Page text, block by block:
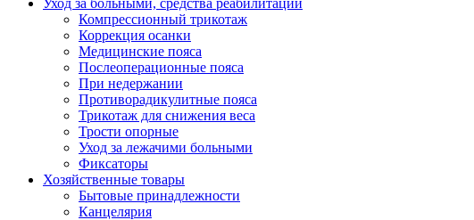
Уход за больными, средства реабилитации
Компрессионный трикотаж
Коррекция осанки
Медицинские пояса
Послеоперационные пояса
При недержании
Противорадикулитные пояса
Трикотаж для снижения веса
Трости опорные
Уход за лежачими больными
Фиксаторы
Хозяйственные товары
Бытовые принадлежности
Канцелярия